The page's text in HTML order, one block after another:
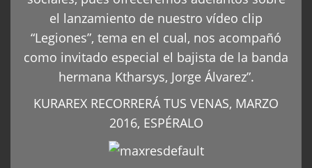
el lanzamiento de nuestro vídeo clip
“Legiones”, tema en el cual, nos acompañó
como invitado especial el bajista de la banda
hermana Ktharsys, Jorge Álvarez”.
KURAREX RECORRERÁ TUS VENAS, MARZO
2016, ESPÉRALO